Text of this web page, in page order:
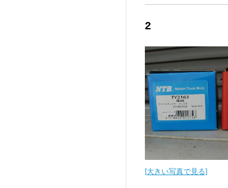
2
[大きい写真で見る]